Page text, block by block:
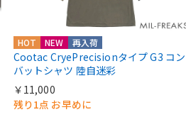
HOT NEW 再入荷
Cootac CryePrecisionタイプ G3 コン
バットシャツ 陸自迷彩
￥11,000
残り1点 お早めに